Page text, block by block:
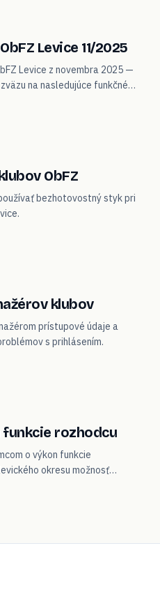
Levice 11/2025
Levice z novembra 2025 —
na nasledujúce funkčné
ObFZ
bezhotovostný styk pri
klubov
prístupové údaje a
s prihlásením.
funkcie rozhodcu
o výkon funkcie
okresu možnosť